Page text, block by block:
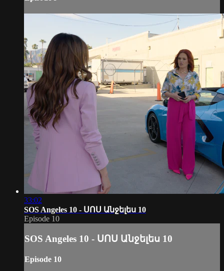
33:02
SOS Angeles 10 - ՍՈՍ Անջելես 10
Episode 10
SOS Angeles 10 - ՍՈՍ Անջելես 10
Episode 10